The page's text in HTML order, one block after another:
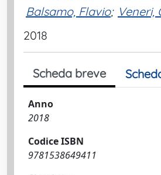
Balsamo, Flavio; Veneri,
2018
Scheda breve
Anno
2018
Codice ISBN
9781538649411